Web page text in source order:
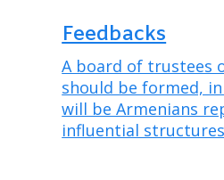
Feedbacks
A board of trustees
should be formed,
will be Armenians
influential